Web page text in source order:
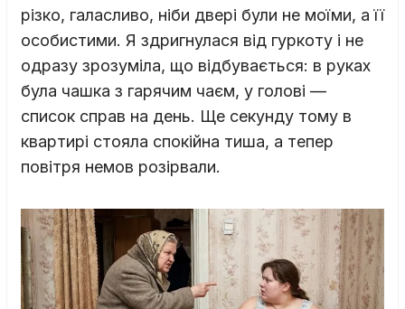
різко, галасливо, ніби двері були не моїми, а її
особистими. Я здригнулася від гуркоту і не
одразу зрозуміла, що відбувається: в руках
була чашка з гарячим чаєм, у голові —
список справ на день. Ще секунду тому в
квартирі стояла спокійна тиша, а тепер
повітря немов розірвали.